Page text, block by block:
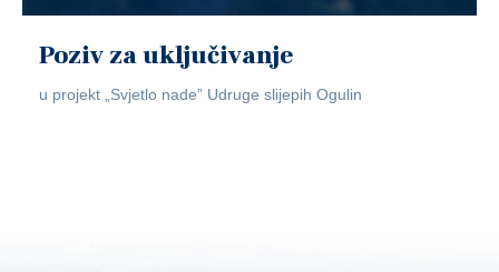
Poziv za uključivanje
u projekt „Svjetlo nade” Udruge slijepih Ogulin